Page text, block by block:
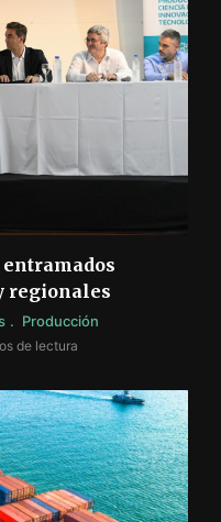
regionales
Producción
de lectura